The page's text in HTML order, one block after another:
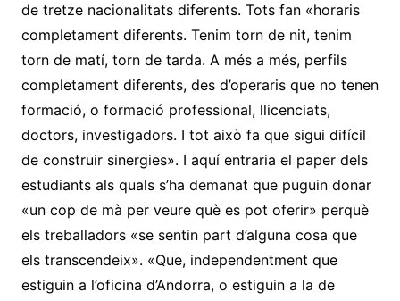
de tretze nacionalitats diferents. Tots fan «horaris
completament diferents. Tenim torn de nit, tenim
torn de matí, torn de tarda. A més a més, perfils
completament diferents, des d’operaris que no tenen
formació, o formació professional, llicenciats,
doctors, investigadors. I tot això fa que sigui difícil
de construir sinergies». I aquí entraria el paper dels
estudiants als quals s’ha demanat que puguin donar
«un cop de mà per veure què es pot oferir» perquè
els treballadors «se sentin part d’alguna cosa que
els transcendeix». «Que, independentment que
estiguin a l’oficina d’Andorra, o estiguin a la de